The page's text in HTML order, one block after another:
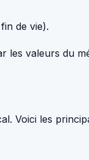
de vie).
valeurs du
Voici les